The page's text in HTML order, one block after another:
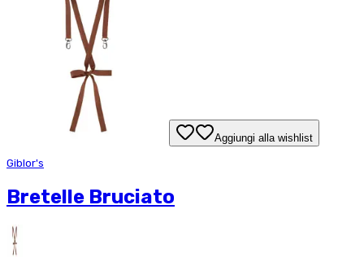
Aggiungi alla wishlist
Giblor's
Bretelle Bruciato